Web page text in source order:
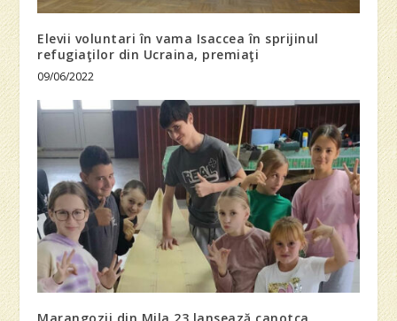
Elevii voluntari în vama Isaccea în sprijinul
refugiaţilor din Ucraina, premiaţi
09/06/2022